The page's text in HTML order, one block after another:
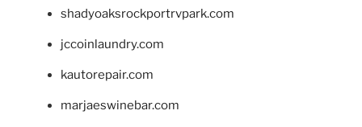
shadyoaksrockportrvpark.com
jccoinlaundry.com
kautorepair.com
marjaeswinebar.com